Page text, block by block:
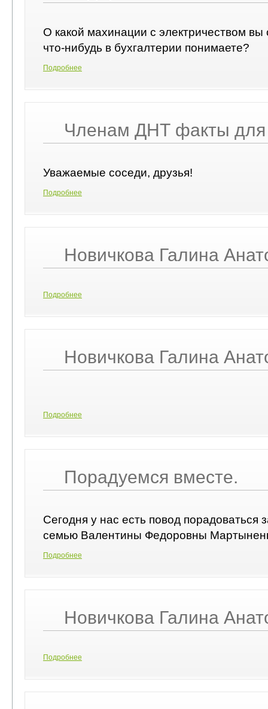
О какой махинации с электричеством
что-нибудь в бухгалтерии понимаете?
Подробнее
Членам ДНТ факты для
Уважаемые соседи, друзья!
Подробнее
Новичкова Галина
Подробнее
Новичкова Галина
Подробнее
Порадуемся вместе.
Сегодня у нас есть повод порадоваться
семью Валентины Федоровны
Подробнее
Новичкова Галина
Подробнее